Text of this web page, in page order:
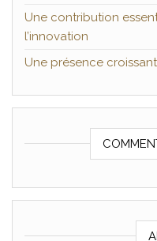
Une contribution
l’innovation
Une présence